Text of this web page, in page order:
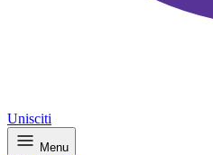
Unisciti
Menu